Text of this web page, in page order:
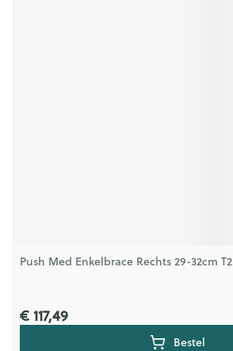
Push Med Enkelbrace Rechts 29-32cm T2
€ 117,49
Bestel